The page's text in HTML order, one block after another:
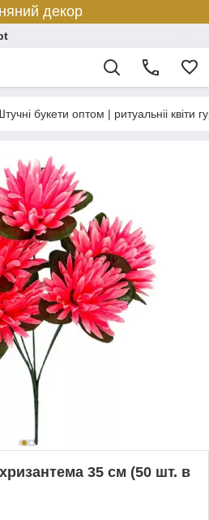
декор
букети оптом | ритуальніі квіти
35 см (50 шт. в